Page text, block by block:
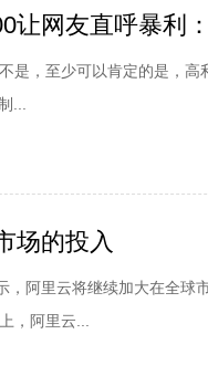
让网友直呼暴利
是，至少可以肯定的是，
...
场的投入
阿里云将继续加大在全球
，阿里云...